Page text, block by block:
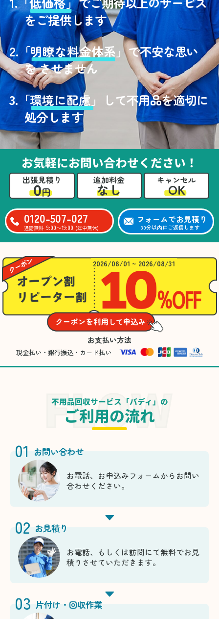
をご提供します
2.「明瞭な料金体系」で不安な思い
を させません
3. 「環境に配慮」
して不用品を適切に
処分します
お気軽にお問い合わせください！
出張見積り
0円
追加料金
なし
キャンセル
OK
0120-507-027
通話無料 9:00〜19:00 (年中無休)
フォームでお見積り
30分以内にご返信します
2026/08/01 ~ 2026/08/31
お支払い方法
現金払い・銀行振込・カード払い
不用品回収サービス「バディ」の
ご利用の流れ
01 お問い合わせ
お電話、お申込みフォームからお問い
合わせください。
02 お見積り
お電話、もしくは訪問にて無料でお見
積りさせていただきます。
03 片付け・回収作業